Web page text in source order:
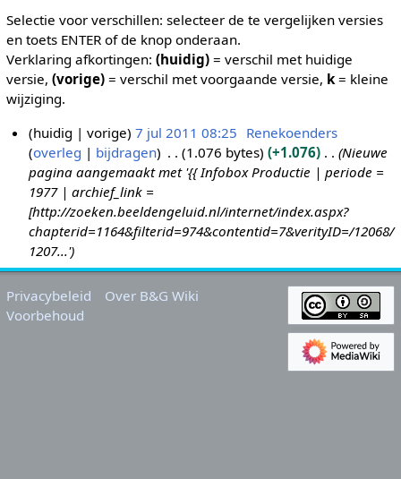
Selectie voor verschillen: selecteer de te vergelijken versies
en toets ENTER of de knop onderaan.
Verklaring afkortingen: (huidig)= verschil met huidige
versie, (vorige)= verschil met voorgaande versie, k= kleine
wijziging.
1
1
huidig vorige 7 jul 2011 08:25 Renekoenders
overleg
bijdragen 1.076 bytes +1.076
Nieuwe
pagina aangemaakt met '{{ Infobox Productie | periode =
1977 | archief_link =
[http://zoeken.beeldengeluid.nl/internet/index.aspx?
chapterid=1164&filterid=974&contentid=7&verityID=/12068/
1207...'
Privacybeleid
Over B&G Wiki
Voorbehoud